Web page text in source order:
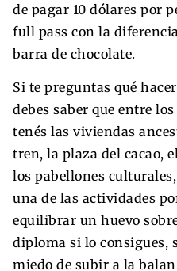
de pagar 10 dólares por
full pass con la
barra de chocolate.
Si te preguntas qué
debes saber que entre
tenés las viviendas
tren, la plaza del cacao,
los pabellones
una de las actividades
equilibrar un huevo
diploma si lo consigues,
miedo de subir a la